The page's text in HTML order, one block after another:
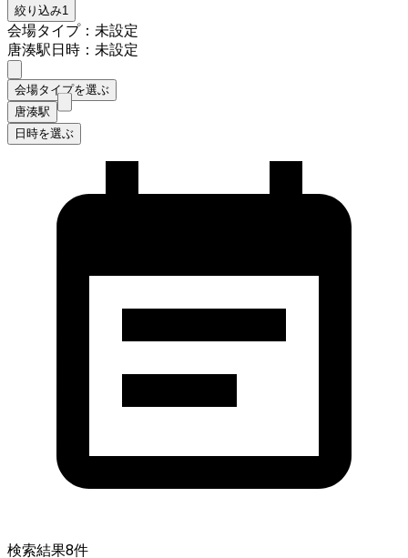
絞り込み1
会場タイプ：未設定
唐湊駅日時：未設定
会場タイプを選ぶ
唐湊駅
日時を選ぶ
検索結果8件